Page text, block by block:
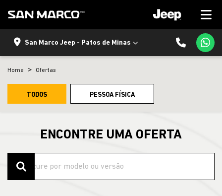
San Marco Jeep - Patos de Minas
Home Ofertas
TODOS PESSOA FÍSICA
ENCONTRE UMA OFERTA